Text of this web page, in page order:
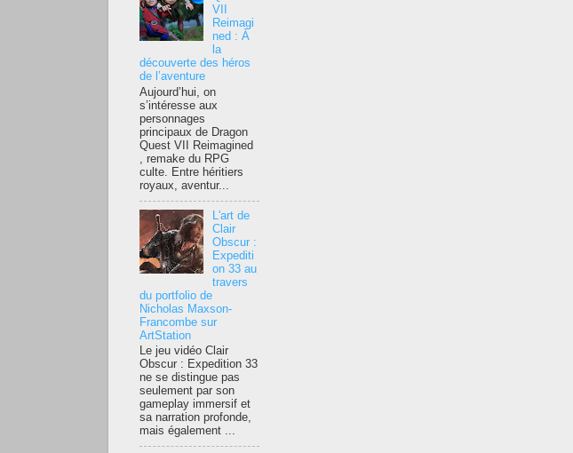
VII
Reimagi
ned : À
la
découverte des héros
de l’aventure
Aujourd’hui, on
s’intéresse aux
personnages
principaux de Dragon
Quest VII Reimagined
, remake du RPG
culte. Entre héritiers
royaux, aventur...
L'art de
Clair
Obscur :
Expediti
on 33 au
travers
du portfolio de
Nicholas Maxson-
Francombe sur
ArtStation
Le jeu vidéo Clair
Obscur : Expedition 33
ne se distingue pas
seulement par son
gameplay immersif et
sa narration profonde,
mais également ...